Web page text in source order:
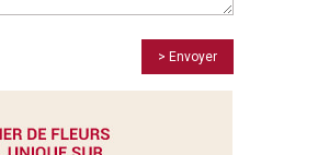
> Envoyer